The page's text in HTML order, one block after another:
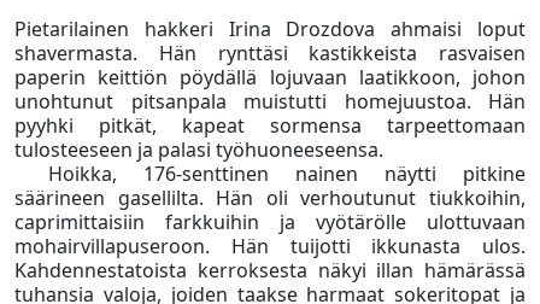
Pietarilainen hakkeri Irina Drozdova ahmaisi loput
shavermasta. Hän rynttäsi kastikkeista rasvaisen
paperin keittiön pöydällä lojuvaan laatikkoon, johon
unohtunut pitsanpala muistutti homejuustoa. Hän
pyyhki pitkät, kapeat sormensa tarpeettomaan
tulosteeseen ja palasi työhuoneeseensa.
Hoikka, 176-senttinen nainen näytti pitkine
säärineen gasellilta. Hän oli verhoutunut tiukkoihin,
caprimittaisiin farkkuihin ja vyötärölle ulottuvaan
mohairvillapuseroon. Hän tuijotti ikkunasta ulos.
Kahdennestatoista kerroksesta näkyi illan hämärässä
tuhansia valoja, joiden taakse harmaat sokeritopat ja